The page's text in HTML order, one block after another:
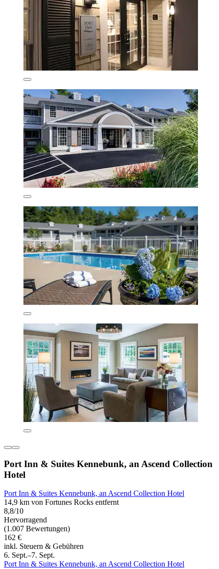
Port Inn & Suites Kennebunk, an Ascend Collection
Hotel
Port Inn & Suites Kennebunk, an Ascend Collection Hotel
14,9 km von Fortunes Rocks entfernt
8,8/10
Hervorragend
(1.007 Bewertungen)
162 €
inkl. Steuern & Gebühren
6. Sept.–7. Sept.
Port Inn & Suites Kennebunk, an Ascend Collection Hotel